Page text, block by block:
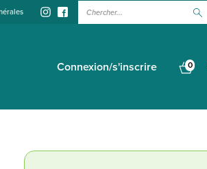
Chercher...
Connexion/s'inscrire 0